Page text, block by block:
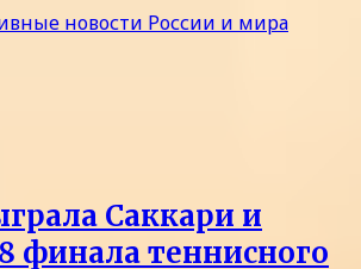
Саккари и
финала теннисного